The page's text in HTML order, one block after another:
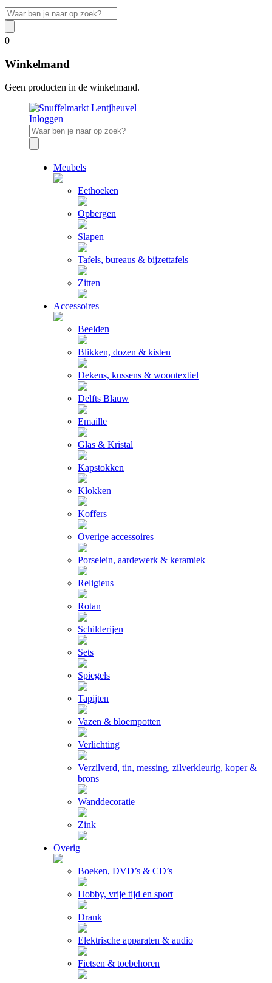
0
Winkelmand
Geen producten in de winkelmand.
Inloggen
Meubels
Eethoeken
Opbergen
Slapen
Tafels, bureaus & bijzettafels
Zitten
Accessoires
Beelden
Blikken, dozen & kisten
Dekens, kussens & woontextiel
Delfts Blauw
Emaille
Glas & Kristal
Kapstokken
Klokken
Koffers
Overige accessoires
Porselein, aardewerk & keramiek
Religieus
Rotan
Schilderijen
Sets
Spiegels
Tapijten
Vazen & bloempotten
Verlichting
Verzilverd, tin, messing, zilverkleurig, koper &
brons
Wanddecoratie
Zink
Overig
Boeken, DVD’s & CD’s
Hobby, vrije tijd en sport
Drank
Elektrische apparaten & audio
Fietsen & toebehoren